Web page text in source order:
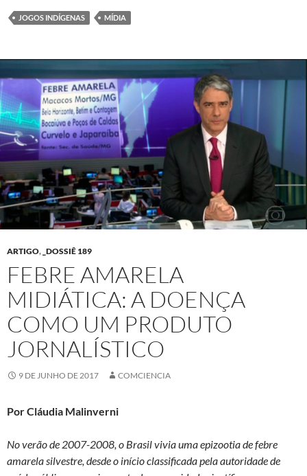
JOGOS INDÍGENAS MÍDIA
ARTIGO, _DOSSIÊ 189
FEBRE AMARELA
MIDIÁTICA: A DOENÇA
COMO UM PRODUTO
JORNALÍSTICO
9 DE JUNHO DE 2017 COMCIENCIA
Por Cláudia Malinverni
No verão de 2007-2008, o Brasil vivia uma epizootia de febre
amarela silvestre, desde o início classificada pela autoridade de